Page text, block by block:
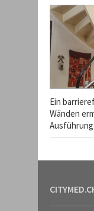
Ein
Wänden